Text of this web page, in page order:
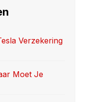
Verzekering
Moet Je